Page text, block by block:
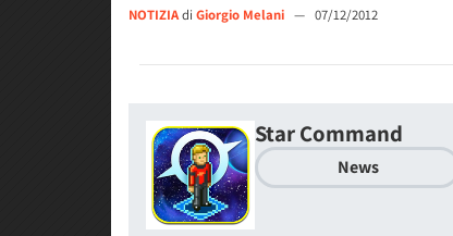
NOTIZIAdi Giorgio Melani — 07/12/2012
Star Command
News